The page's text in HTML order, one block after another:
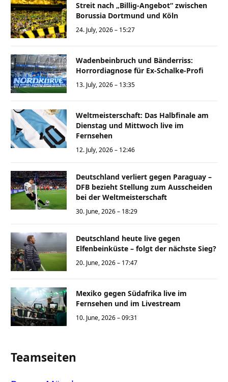
Streit nach „Billig-Angebot“ zwischen
Borussia Dortmund und Köln
24. July, 2026 – 15:27
Wadenbeinbruch und Bänderriss:
Horrordiagnose für Ex-Schalke-Profi
13. July, 2026 – 13:35
Weltmeisterschaft: Das Halbfinale am
Dienstag und Mittwoch live im
Fernsehen
12. July, 2026 – 12:46
Deutschland verliert gegen Paraguay –
DFB bezieht Stellung zum Ausscheiden
bei der Weltmeisterschaft
30. June, 2026 – 18:29
Deutschland heute live gegen
Elfenbeinküste – folgt der nächste Sieg?
20. June, 2026 – 17:47
Mexiko gegen Südafrika live im
Fernsehen und im Livestream
10. June, 2026 – 09:31
Teamseiten